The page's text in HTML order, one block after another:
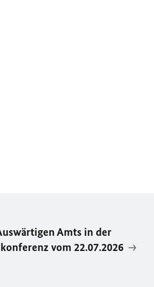
Amts in der
vom 22.07.2026